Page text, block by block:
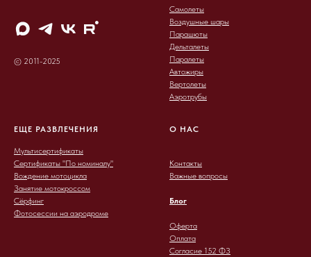
© 2011-2025
Самолеты
Воздушные шары
Парашюты
Дельталеты
Паралеты
Автожиры
Вертолеты
Аэротрубы
ЕЩЕ РАЗВЛЕЧЕНИЯ
Мультисертификаты
Сертификаты "По номиналу"
Вождение мотоцикла
Занятие мотокроссом
Сёрфинг
Фотосессии на аэродроме
О НАС
Контакты
Важные вопросы
Блог
Оферта
Оплата
Согласие 152 ФЗ